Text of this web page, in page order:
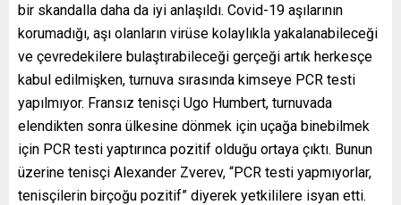
bir skandalla daha da iyi anlaşıldı. Covid-19 aşılarının
korumadığı, aşı olanların virüse kolaylıkla yakalanabileceği
ve çevredekilere bulaştırabileceği gerçeği artık herkesçe
kabul edilmişken, turnuva sırasında kimseye PCR testi
yapılmıyor. Fransız tenisçi Ugo Humbert, turnuvada
elendikten sonra ülkesine dönmek için uçağa binebilmek
için PCR testi yaptırınca pozitif olduğu ortaya çıktı. Bunun
üzerine tenisçi Alexander Zverev, “PCR testi yapmıyorlar,
tenisçilerin birçoğu pozitif” diyerek yetkililere isyan etti.